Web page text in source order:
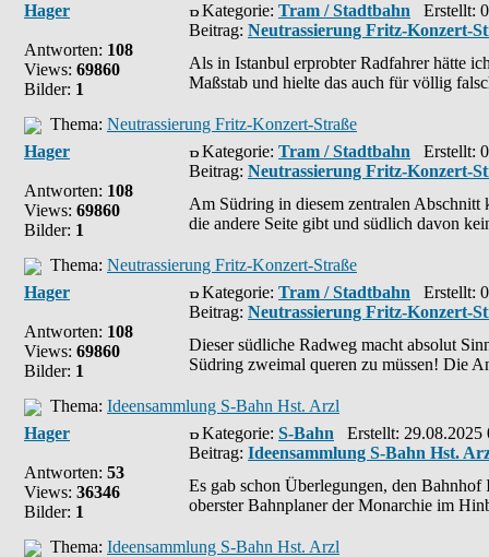
Hager
Antworten: 108
Views: 69860
Bilder: 1
Kategorie: Tram / Stadtbahn Erstellt:
Beitrag: Neutrassierung Fritz-Konzert-
Als in Istanbul erprobter Radfahrer hätte
Maßstab und hielte das auch für völlig
Thema: Neutrassierung Fritz-Konzert-Straße
Hager
Antworten: 108
Views: 69860
Bilder: 1
Kategorie: Tram / Stadtbahn Erstellt:
Beitrag: Neutrassierung Fritz-Konzert-
Am Südring in diesem zentralen Abschnitt
die andere Seite gibt und südlich davon
Thema: Neutrassierung Fritz-Konzert-Straße
Hager
Antworten: 108
Views: 69860
Bilder: 1
Kategorie: Tram / Stadtbahn Erstellt:
Beitrag: Neutrassierung Fritz-Konzert-
Dieser südliche Radweg macht absolut
Südring zweimal queren zu müssen! Die
Thema: Ideensammlung S-Bahn Hst. Arzl
Hager
Antworten: 53
Views: 36346
Bilder: 1
Kategorie: S-Bahn Erstellt: 29.08.2025
Beitrag: Ideensammlung S-Bahn Hst.
Es gab schon Überlegungen, den Bahnhof
oberster Bahnplaner der Monarchie im
Thema: Ideensammlung S-Bahn Hst. Arzl